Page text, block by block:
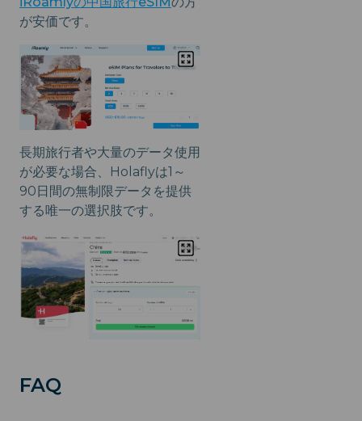
が安価です。
長期旅行者や大量のデータ使用
が必要な場合、Holaflyは1～
90日間の無制限データを提供
する唯一の選択肢です。
FAQ